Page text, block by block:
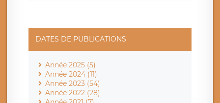
DATES DE PUBLICATIONS
Année 2025 (5)
Année 2024 (11)
Année 2023 (54)
Année 2022 (28)